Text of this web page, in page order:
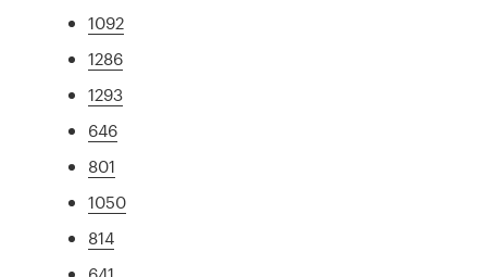
1092
1286
1293
646
801
1050
814